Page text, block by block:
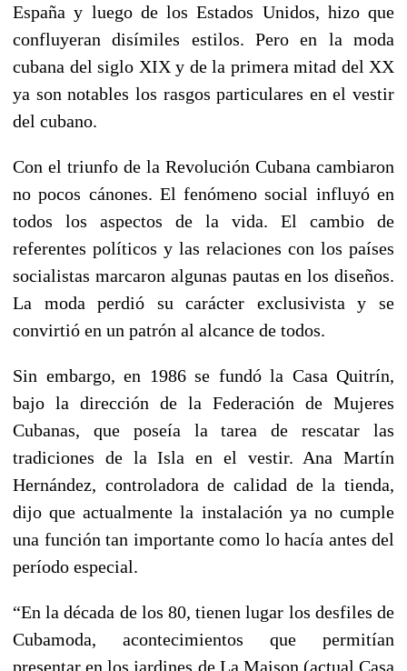
España y luego de los Estados Unidos, hizo que
confluyeran disímiles estilos. Pero en la moda
cubana del siglo XIX y de la primera mitad del XX
ya son notables los rasgos particulares en el vestir
del cubano.
Con el triunfo de la Revolución Cubana cambiaron
no pocos cánones. El fenómeno social influyó en
todos los aspectos de la vida. El cambio de
referentes políticos y las relaciones con los países
socialistas marcaron algunas pautas en los diseños.
La moda perdió su carácter exclusivista y se
convirtió en un patrón al alcance de todos.
Sin embargo, en 1986 se fundó la Casa Quitrín,
bajo la dirección de la Federación de Mujeres
Cubanas, que poseía la tarea de rescatar las
tradiciones de la Isla en el vestir. Ana Martín
Hernández, controladora de calidad de la tienda,
dijo que actualmente la instalación ya no cumple
una función tan importante como lo hacía antes del
período especial.
“En la década de los 80, tienen lugar los desfiles de
Cubamoda, acontecimientos que permitían
presentar en los jardines de La Maison (actual Casa